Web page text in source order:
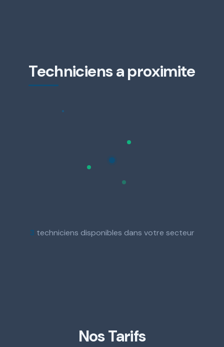
Techniciens a proximite
3 techniciens disponibles dans votre secteur
Nos Tarifs